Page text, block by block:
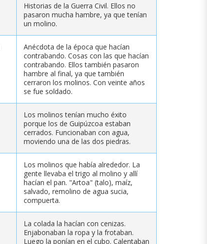
Historias de la Guerra Civil. Ellos no
pasaron mucha hambre, ya que tenían
un molino.
Anécdota de la época que hacían
contrabando. Cosas con las que hacían
contrabando. Ellos también pasaron
hambre al final, ya que también
cerraron los molinos. Con veinte años
se fue soldado.
Los molinos tenían mucho éxito
porque los de Guipúzcoa estaban
cerrados. Funcionaban con agua,
moviendo una de las dos piedras.
Los molinos que había alrededor. La
gente llevaba el trigo al molino y allí
hacían el pan. "Artoa" (talo), maíz,
salvado, remolino de agua sucia,
compuerta.
La colada la hacían con cenizas.
Enjabonaban la ropa y la frotaban.
Luego la ponían en el cubo. Calentaban